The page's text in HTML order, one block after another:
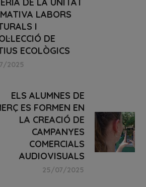
LABORS
I
DE
ECOLÒGICS
2025
ELS ALUMNES DE
ES FORMEN EN
LA CREACIÓ DE
CAMPANYES
COMERCIALS
AUDIOVISUALS
25/07/2025